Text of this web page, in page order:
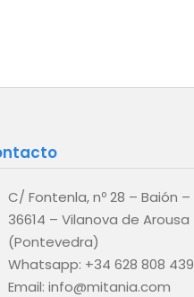
C/ Fontenla, nº 28 – Baión –
36614 – Vilanova de Arousa
(Pontevedra)
Whatsapp: +34 628 808 439
Email: info@mitania.com